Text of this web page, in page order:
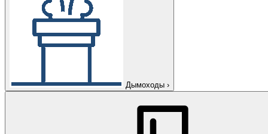
Дымоходы ›